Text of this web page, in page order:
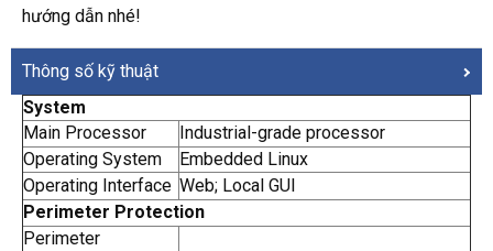
hướng dẫn nhé!
Thông số kỹ thuật
System
Main Processor
Industrial-grade processor
Operating System
Embedded Linux
Operating Interface Web; Local GUI
Perimeter Protection
Perimeter